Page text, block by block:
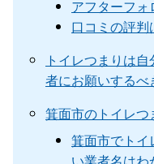
アフターフ
口コミの評判
トイレつまりは
者にお願いするべ
箕面市のトイレ
箕面市でトイ
い業者名はわ